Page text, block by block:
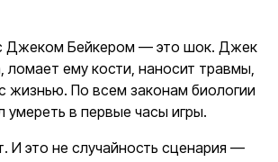
Джеком Бейкером — это шок. Джек
ломает ему кости, наносит травмы,
жизнью. По всем законам биологии
в первые часы игры.
И это не случайность сценария —